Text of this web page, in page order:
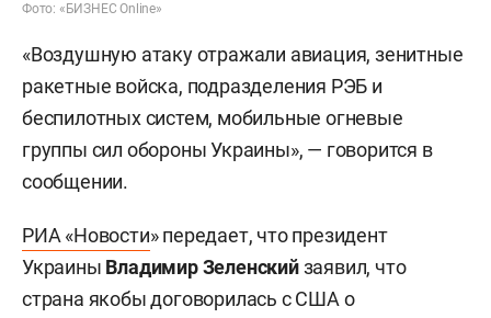
Фото: «БИЗНЕС Online»
«Воздушную атаку отражали авиация, зенитные
ракетные войска, подразделения РЭБ и
беспилотных систем, мобильные огневые
группы сил обороны Украины», — говорится в
сообщении.
РИА «Новости» передает, что президент
Украины Владимир Зеленскийзаявил, что
страна якобы договорилась с США о